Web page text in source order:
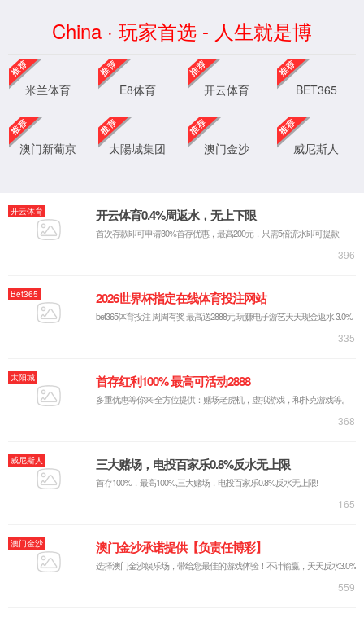
中国·太阳集团tyc539(有限公司)官方网站